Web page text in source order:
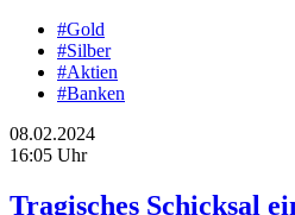
#Gold
#Silber
#Aktien
#Banken
08.02.2024
16:05 Uhr
Tragisches Schicksal